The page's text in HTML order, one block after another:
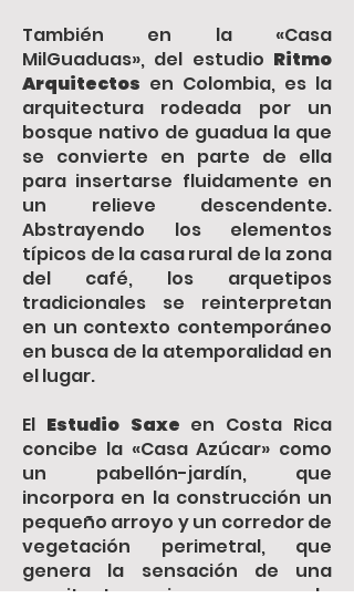
También en la «Casa
MilGuaduas», del estudio Ritmo
Arquitectos en Colombia, es la
arquitectura rodeada por un
bosque nativo de guadua la que
se convierte en parte de ella
para insertarse fluidamente en
un relieve descendente.
Abstrayendo los elementos
típicos de la casa rural de la zona
del café, los arquetipos
tradicionales se reinterpretan
en un contexto contemporáneo
en busca de la atemporalidad en
el lugar.
El Estudio Saxe en Costa Rica
concibe la «Casa Azúcar» como
un pabellón-jardín, que
incorpora en la construcción un
pequeño arroyo y un corredor de
vegetación perimetral, que
genera la sensación de una
arquitectura inmersa en la